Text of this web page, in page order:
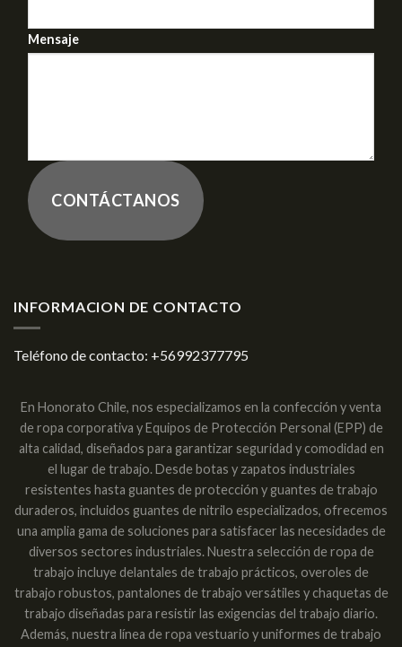
Mensaje
CONTÁCTANOS
INFORMACION DE CONTACTO
Teléfono de contacto: +56992377795
En Honorato Chile, nos especializamos en la confección y venta
de ropa corporativa y Equipos de Protección Personal (EPP) de
alta calidad, diseñados para garantizar seguridad y comodidad en
el lugar de trabajo. Desde botas y zapatos industriales
resistentes hasta guantes de protección y guantes de trabajo
duraderos, incluidos guantes de nitrilo especializados, ofrecemos
una amplia gama de soluciones para satisfacer las necesidades de
diversos sectores industriales. Nuestra selección de ropa de
trabajo incluye delantales de trabajo prácticos, overoles de
trabajo robustos, pantalones de trabajo versátiles y chaquetas de
trabajo diseñadas para resistir las exigencias del trabajo diario.
Además, nuestra línea de ropa vestuario y uniformes de trabajo